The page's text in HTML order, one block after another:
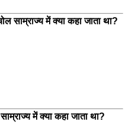
साम्राज्य में क्या कहा जाता था?
में क्या कहा जाता था?